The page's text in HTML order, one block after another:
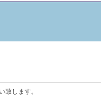
します。